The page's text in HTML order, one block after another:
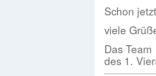
Schon
viele
Das Team
des 1.